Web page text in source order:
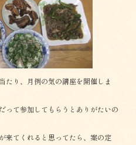
たり、月例の気の講座を開催しま
って参加してもらうとありがたいの
来てくれると思ってたら、案の定